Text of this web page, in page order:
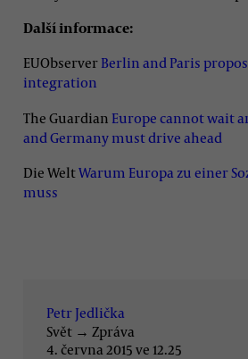
Další informace:
EUObserver Berlin and Paris
integration
The Guardian Europe cannot wait
and Germany must drive ahead
Die WeltWarum Europa zu einer
muss
Petr Jedlička
Svět → Zpráva
4. června 2015 ve 12.25